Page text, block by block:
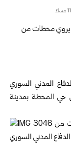
المدني السوري
حي المحطة بمدينة